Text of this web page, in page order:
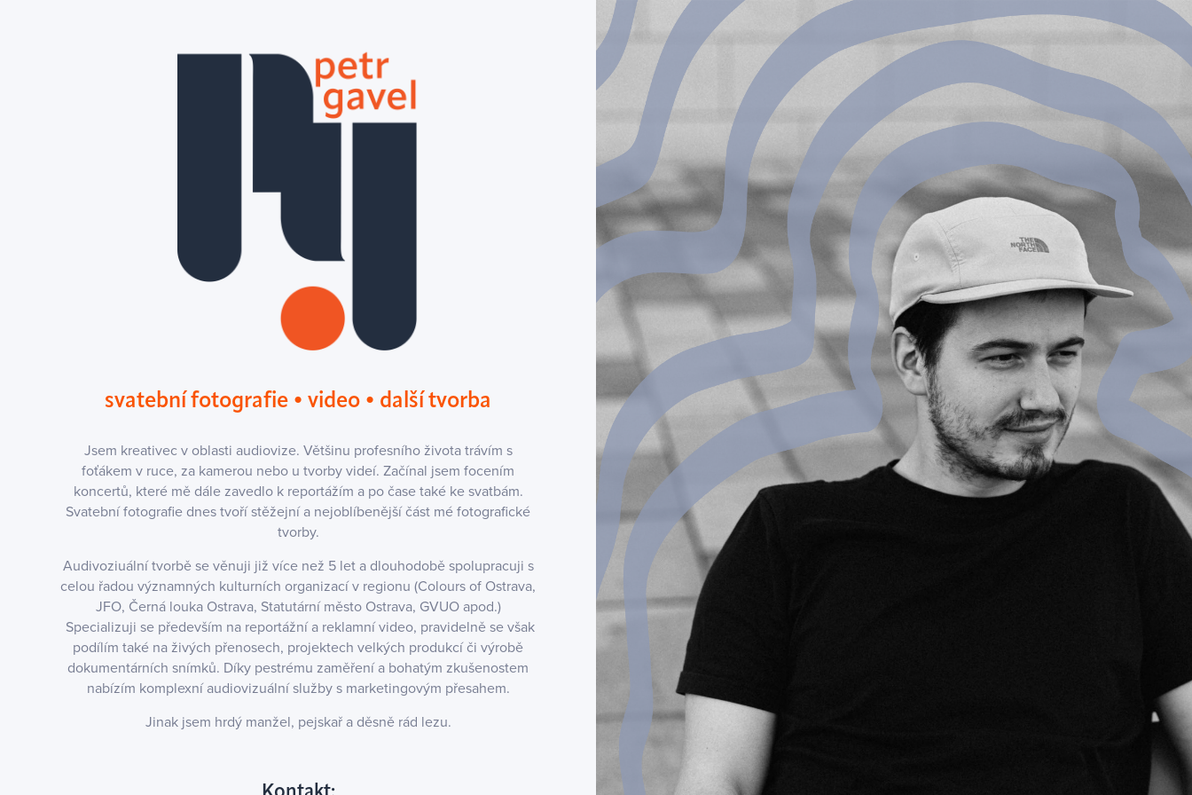
svatební fotografie • video • další tvorba
Jsem kreativec v oblasti audiovize. Většinu profesního života trávím s
foťákem v ruce, za kamerou nebo u tvorby videí. Začínal jsem focením
koncertů, které mě dále zavedlo k reportážím a po čase také ke svatbám.
Svatební fotografie dnes tvoří stěžejní a nejoblíbenější část mé fotografické
tvorby.
Audivoziuální tvorbě se věnuji již více než 5 let a dlouhodobě spolupracuji s
celou řadou významných kulturních organizací v regionu (Colours of Ostrava,
JFO, Černá louka Ostrava, Statutární město Ostrava, GVUO apod.)
Specializuji se především na reportážní a reklamní video, pravidelně se však
podílím také na živých přenosech, projektech velkých produkcí či výrobě
dokumentárních snímků. Díky pestrému zaměření a bohatým zkušenostem
nabízím komplexní audiovizuální služby s marketingovým přesahem.
Jinak jsem hrdý manžel, pejskař a děsně rád lezu.